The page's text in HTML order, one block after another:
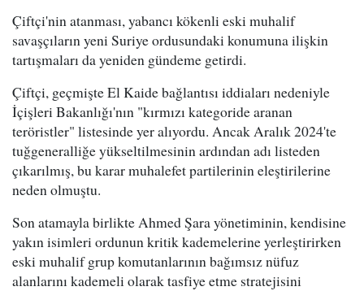
Çiftçi'nin atanması, yabancı kökenli eski muhalif
savaşçıların yeni Suriye ordusundaki konumuna ilişkin
tartışmaları da yeniden gündeme getirdi.
Çiftçi, geçmişte El Kaide bağlantısı iddiaları nedeniyle
İçişleri Bakanlığı'nın "kırmızı kategoride aranan
teröristler" listesinde yer alıyordu. Ancak Aralık 2024'te
tuğgeneralliğe yükseltilmesinin ardından adı listeden
çıkarılmış, bu karar muhalefet partilerinin eleştirilerine
neden olmuştu.
Son atamayla birlikte Ahmed Şara yönetiminin, kendisine
yakın isimleri ordunun kritik kademelerine yerleştirirken
eski muhalif grup komutanlarının bağımsız nüfuz
alanlarını kademeli olarak tasfiye etme stratejisini